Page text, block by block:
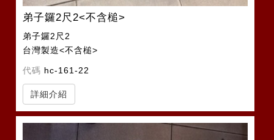
弟子鑼2尺2<不含槌>
弟子鑼2尺2
台灣製造<不含槌>
代碼 hc-161-22
詳細介紹